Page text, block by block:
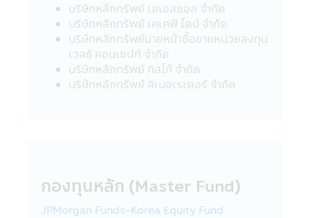
นโยบายความเป็นส่วนตัว
บริษัทหลักทรัพย์จัดการกองทุน ซีไอเอ็มบี-พริน
ซิเพิล จำกัด เคารพสิทธิของลูกค้า นโยบายความ
เป็นส่วนตัวของบริษัทนั้น มีเพื่อให้ท่านมั่นใจยาม
ที่ท่านให้ข้อมูลกับบริษัทฯ โดยลูกค้ามีสิทธิที่จะ
เปิดเผยหรือไม่เปิดเผยข้อมูลของท่านได้
จากใบสมัครเปิดบัญชีและข้อมูลของท่านเพื่อใช้
บริการทางอินเตอร์เน็ตของบริษัทฯ
บริษัทหลักทรัพย์ เอเอสแอล จำกัด
บริษัทหลักทรัพย์ เคเคพี ไดม์ จำกัด
บริษัทหลักทรัพย์นายหน้าซื้อขายหน่วยลงทุน
เวลธ์ คอนเซปท์ จำกัด
บริษัทหลักทรัพย์ ทิสโก้ จำกัด
บริษัทหลักทรัพย์ ลิเบอเรเตอร์ จํากัด
กองทุนหลัก (Master Fund)
JPMorgan Funds-Korea Equity Fund